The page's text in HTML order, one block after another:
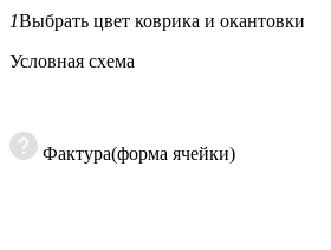
1Выбрать цвет коврика и окантовки
Условная схема
Фактура(форма ячейки)